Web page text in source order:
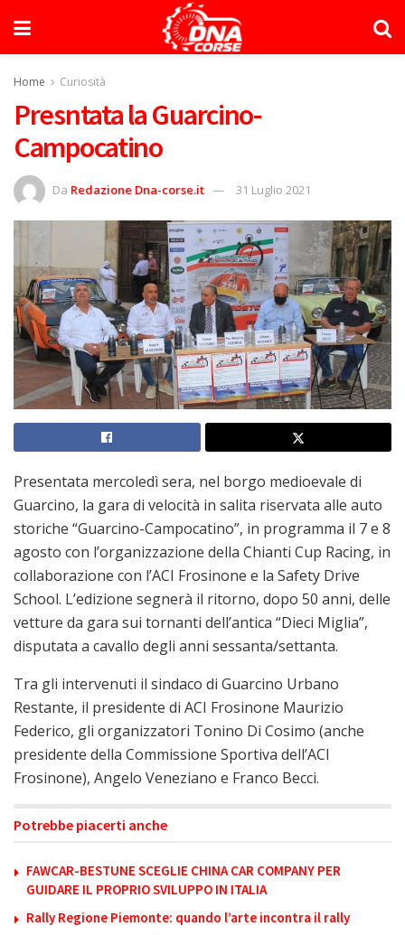
Home Curiosità
Presntata la Guarcino-
Campocatino
Da Redazione Dna-corse.it 31 Luglio 2021
Presentata mercoledì sera, nel borgo medioevale di
Guarcino, la gara di velocità in salita riservata alle auto
storiche “Guarcino-Campocatino”, in programma il 7 e 8
agosto con l’organizzazione della Chianti Cup Racing, in
collaborazione con l’ACI Frosinone e la Safety Drive
School. L’edizione segnerà il ritorno, dopo 50 anni, delle
vetture da gara sui tornanti dell’antica “Dieci Miglia”,
disputata a cavallo degli anni sessanta/settanta.
Tra gli intervenuti il sindaco di Guarcino Urbano
Restante, il presidente di ACI Frosinone Maurizio
Federico, gli organizzatori Tonino Di Cosimo (anche
presidente della Commissione Sportiva dell’ACI
Frosinone), Angelo Veneziano e Franco Becci.
Potrebbe piacerti anche
FAWCAR-BESTUNE SCEGLIE CHINA CAR COMPANY PER
GUIDARE IL PROPRIO SVILUPPO IN ITALIA
Rally Regione Piemonte: quando l’arte incontra il rally